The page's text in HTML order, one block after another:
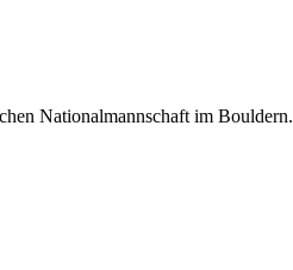
Nationalmannschaft im Bouldern.